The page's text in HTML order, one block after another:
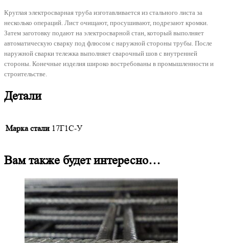
Круглая электросварная труба изготавливается из стального листа за
несколько операций. Лист очищают, просушивают, подрезают кромки.
Затем заготовку подают на электросварной стан, который выполняет
автоматическую сварку под флюсом с наружной стороны трубы. После
наружной сварки тележка выполняет сварочный шов с внутренней
стороны. Конечные изделия широко востребованы в промышленности и
строительстве.
Детали
Марка стали 17Г1С-У
Вам также будет интересно…